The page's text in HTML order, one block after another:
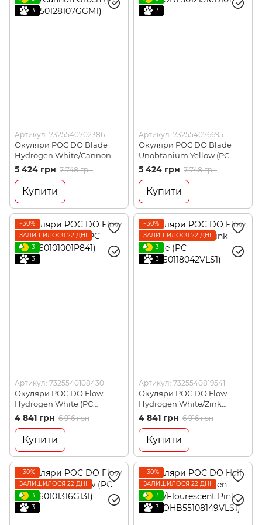
3
Артикул: 7325540702386
Окуляри POC DO Blade
Hydrogen White/Cannon
Green (PC
DOBL50128107GGM1)
5 424 грн 7 748 грн
Купити
3
Артикул: 7325540766951
Окуляри POC DO Blade
Unobtanium Yellow (PC
DOBL50121316B101)
5 424 грн 7 748 грн
Купити
−30%
ЗАЛИШИЛОСЯ 22 ДНІ
3
3
Артикул: 7325540108430
Окуляри POC DO Flow
Hydrogen White (PC
DOFL60101001P841)
4 841 грн 6 916 грн
Купити
−30%
ЗАЛИШИЛОСЯ 22 ДНІ
3
3
Артикул: 7325540819541
Окуляри POC DO Flow
Hydrogen White/Zink
Orange (PC
DOFL60118042VLS1)
4 841 грн 6 916 грн
Купити
−30%
ЗАЛИШИЛОСЯ 22 ДНІ
3
3
−30%
ЗАЛИШИЛОСЯ 22 ДНІ
3
3